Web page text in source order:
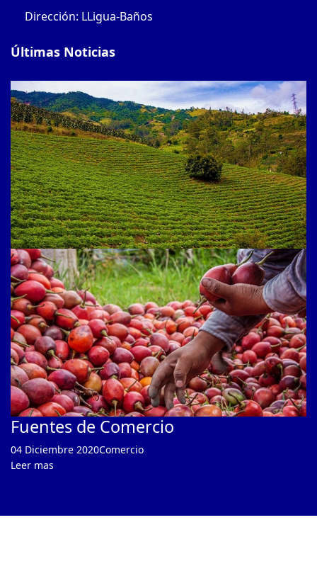
Dirección: LLigua-Baños
Últimas Noticias
Fuentes de Comercio
04 Diciembre 2020Comercio
Leer mas